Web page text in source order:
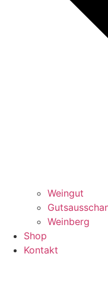
Weingut
Weinberg
Shop
Kontakt